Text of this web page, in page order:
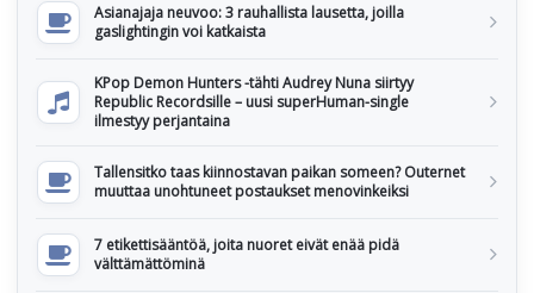
Asianajaja neuvoo: 3 rauhallista lausetta, joilla
gaslightingin voi katkaista
KPop Demon Hunters -tähti Audrey Nuna siirtyy
Republic Recordsille – uusi superHuman-single
ilmestyy perjantaina
Tallensitko taas kiinnostavan paikan someen? Outernet
muuttaa unohtuneet postaukset menovinkeiksi
7 etikettisääntöä, joita nuoret eivät enää pidä
välttämättöminä